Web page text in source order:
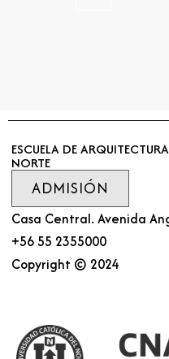
ESCUELA DE
NORTE
ADMISIÓN
Casa Central. Avenida
+56 55 2355000
Copyright © 2024